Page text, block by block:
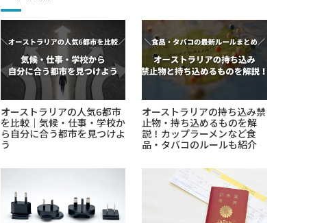
オーストラリアの人気6都市
を比較｜気候・仕事・学校か
ら自分に合う都市を見つけよ
う
オーストラリアの持ち込み禁
止物・持ち込めるものを解
説！カップラーメンなど食
品・タバコのルールも紹介